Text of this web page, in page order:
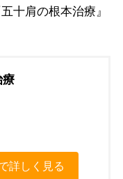
十肩の根本治療』
療
詳しく見る